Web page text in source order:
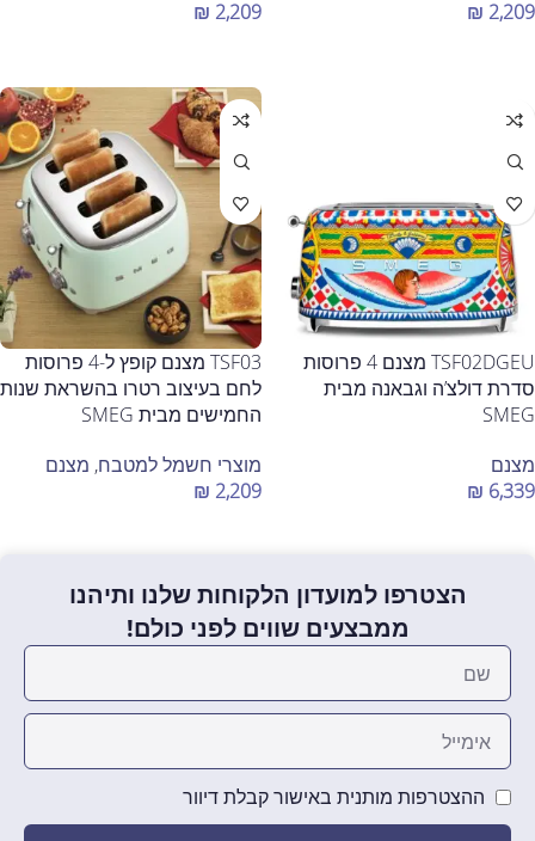
₪ 2,209
₪ 2,209
TSF02DGEU מצנם 4 פרוסות
סדרת דולצ’ה וגבאנה מבית
SMEG
מצנם
₪ 6,339
TSF03 מצנם קופץ ל-4 פרוסות
לחם בעיצוב רטרו בהשראת שנות
החמישים מבית SMEG
מוצרי חשמל למטבח, מצנם
₪ 2,209
הצטרפו למועדון הלקוחות שלנו ותיהנו
ממבצעים שווים לפני כולם!
ההצטרפות מותנית באישור קבלת דיוור